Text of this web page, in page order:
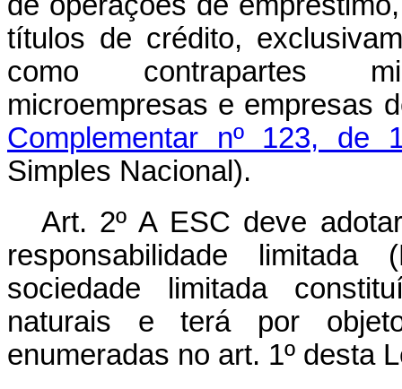
títulos de crédito,
como contrapartes
microempresas e empresas
Complementar nº 123, de
Simples Nacional).
Art. 2º A ESC deve
responsabilidade limitada
sociedade limitada
naturais e terá por
enumeradas no art. 1º desta